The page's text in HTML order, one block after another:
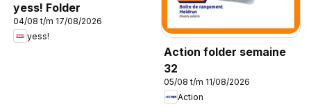
yess! Folder
04/08 t/m 17/08/2026
yess!
Action folder semaine
32
05/08 t/m 11/08/2026
Action